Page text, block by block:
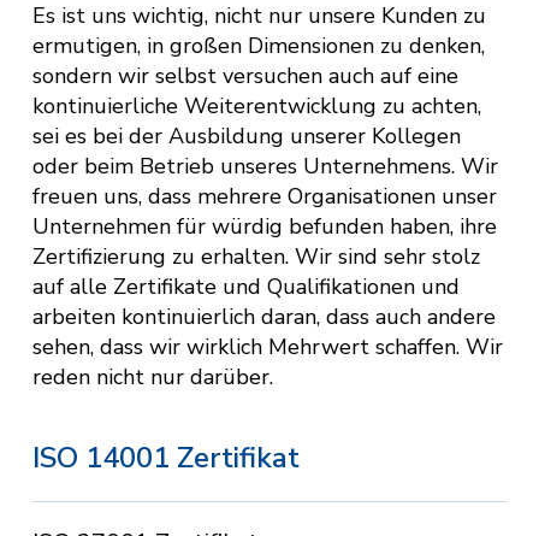
Es ist uns wichtig, nicht nur unsere Kunden zu
ermutigen, in großen Dimensionen zu denken,
sondern wir selbst versuchen auch auf eine
kontinuierliche Weiterentwicklung zu achten,
sei es bei der Ausbildung unserer Kollegen
oder beim Betrieb unseres Unternehmens. Wir
freuen uns, dass mehrere Organisationen unser
Unternehmen für würdig befunden haben, ihre
Zertifizierung zu erhalten. Wir sind sehr stolz
auf alle Zertifikate und Qualifikationen und
arbeiten kontinuierlich daran, dass auch andere
sehen, dass wir wirklich Mehrwert schaffen. Wir
reden nicht nur darüber.
ISO 14001 Zertifikat